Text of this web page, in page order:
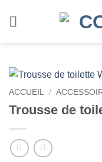
ACCUEIL /
Trousse de